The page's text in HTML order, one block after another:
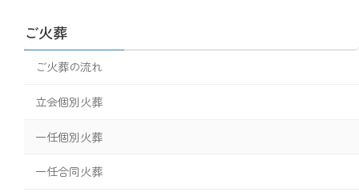
ご火葬
ご火葬の流れ
立会個別火葬
一任個別火葬
一任合同火葬